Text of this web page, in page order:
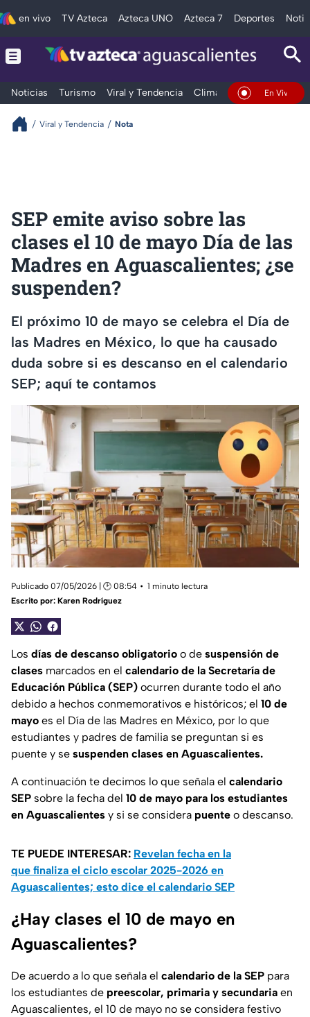
en vivo TV Azteca Azteca UNO Azteca 7 Deportes
Noticias Turismo Viral y Tendencia Clima DeportesEn Vivo
Viral y Tendencia Nota
SEP emite aviso sobre las
clases el 10 de mayo Día de las
Madres en Aguascalientes; ¿se
suspenden?
El próximo 10 de mayo se celebra el Día de
las Madres en México, lo que ha causado
duda sobre si es descanso en el calendario
SEP; aquí te contamos
Publicado 07/05/2026 | 🕑 08:54
1 minuto lectura
Escrito por: Karen Rodríguez
Los días de descanso obligatorio o de suspensión de
clases marcados en el calendario de la Secretaría de
Educación Pública (SEP) ocurren durante todo el año
debido a hechos conmemorativos e históricos; el 10 de
mayo es el Día de las Madres en México, por lo que
estudiantes y padres de familia se preguntan si es
puente y se suspenden clases en Aguascalientes.
A continuación te decimos lo que señala el calendario
SEP sobre la fecha del 10 de mayo para los estudiantes
en Aguascalientes y si se considera puente o descanso.
TE PUEDE INTERESAR: Revelan fecha en la
que finaliza el ciclo escolar 2025-2026 en
Aguascalientes; esto dice el calendario SEP
¿Hay clases el 10 de mayo en
Aguascalientes?
De acuerdo a lo que señala el calendario de la SEP para
los estudiantes de preescolar, primaria y secundaria en
Aguascalientes, el 10 de mayo no se considera festivo